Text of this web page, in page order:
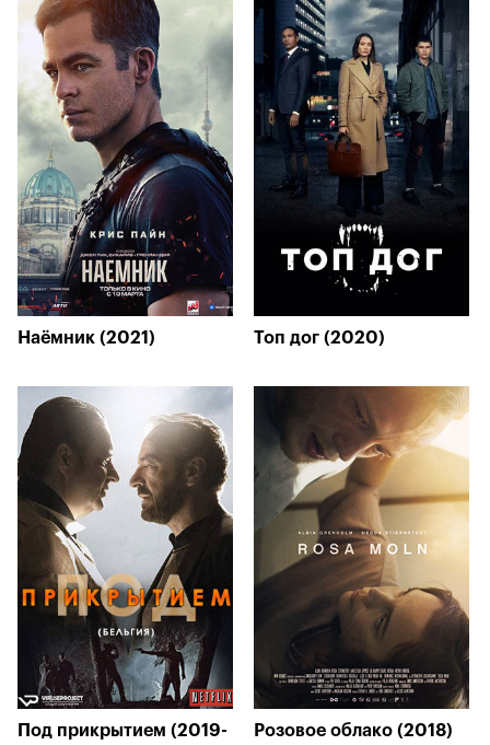
Наёмник (2021) Топ дог (2020)
Под прикрытием (2019- Розовое облако (2018)